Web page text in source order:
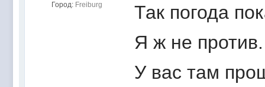
Город: Freiburg
Так погода
Я ж не против.
У вас там